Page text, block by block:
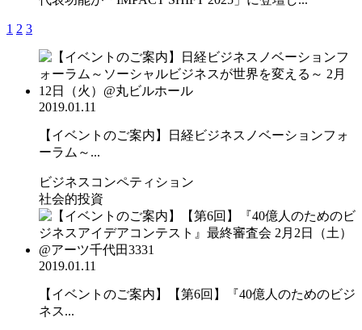
1 2 3
2019.01.11
【イベントのご案内】日経ビジネスノベーションフォ
ーラム～...
ビジネスコンペティション
社会的投資
2019.01.11
【イベントのご案内】【第6回】『40億人のためのビジ
ネス...